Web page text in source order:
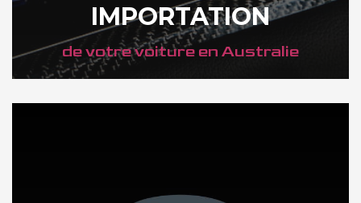
IMPORTATION
de votre voiture en Australie
DÉCOUVREZ NOTRE IMPORTATION AUTO en Australie